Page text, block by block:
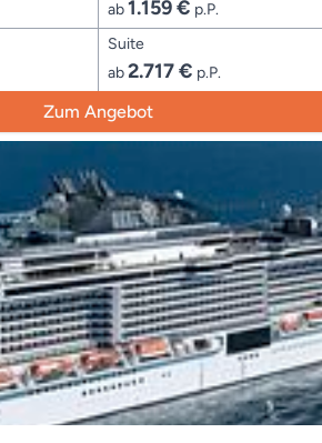
ab1.159 € p.P.
Suite
ab2.717 € p.P.
Zum Angebot